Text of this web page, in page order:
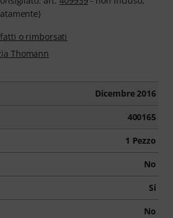
o rimborsati
Thomann
Dicembre 2016
400165
1 Pezzo
No
Si
No